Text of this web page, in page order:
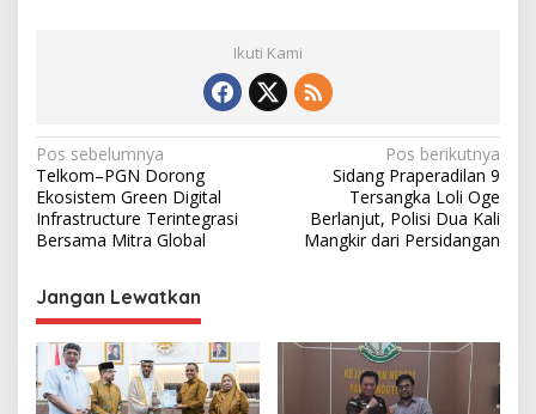
Ikuti Kami
N
a
v
i
g
a
s
i
Pos sebelumnya
Telkom–PGN Dorong
Ekosistem Green Digital
Infrastructure Terintegrasi
Bersama Mitra Global
Pos berikutnya
Sidang Praperadilan 9
Tersangka Loli Oge
Berlanjut, Polisi Dua Kali
Mangkir dari Persidangan
Jangan Lewatkan